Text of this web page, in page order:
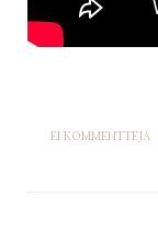
EI KOMMENTTEJA